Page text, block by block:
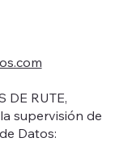
DE RUTE,
supervisión de
Datos: